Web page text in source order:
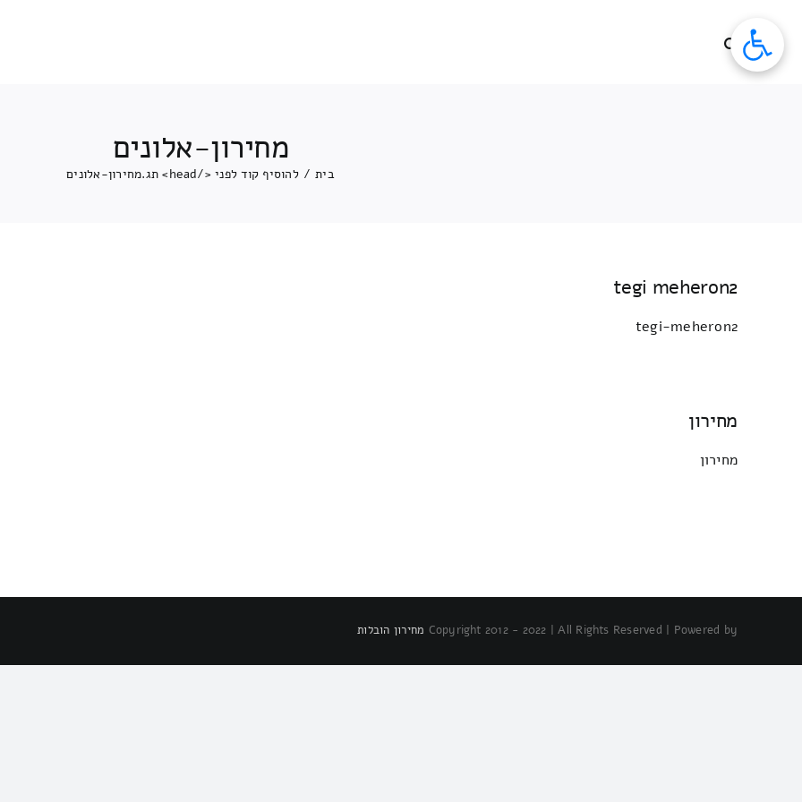
מחירון-אלונים
בית / להוסיף קוד לפני </head> תג. מחירון-אלונים
tegi meheron2
tegi-meheron2
מחירון
מחירון
Copyright 2012 - 2022 | All Rights Reserved | Powered by מחירון הובלות